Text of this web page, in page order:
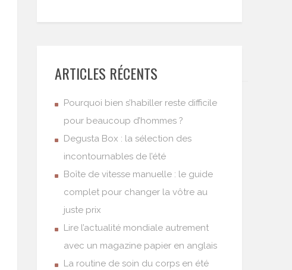
ARTICLES RÉCENTS
Pourquoi bien s’habiller reste difficile
pour beaucoup d’hommes ?
Degusta Box : la sélection des
incontournables de l’été
Boîte de vitesse manuelle : le guide
complet pour changer la vôtre au
juste prix
Lire l’actualité mondiale autrement
avec un magazine papier en anglais
La routine de soin du corps en été